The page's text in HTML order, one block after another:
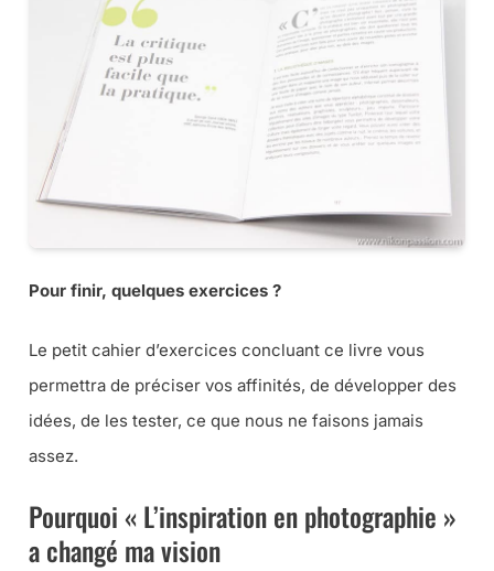
Pour finir, quelques exercices ?
Le petit cahier d’exercices concluant ce livre vous
permettra de préciser vos affinités, de développer des
idées, de les tester, ce que nous ne faisons jamais
assez.
Pourquoi « L’inspiration en photographie »
a changé ma vision